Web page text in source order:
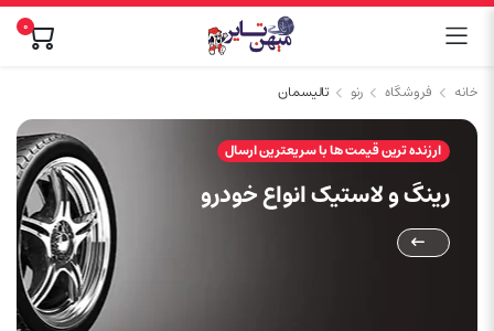
۰
خانه فروشگاه رنو تالیسمان
ارزنده ترین قیمت ها با سریعترین ارسال
رینگ و لاستیک انواع خودرو